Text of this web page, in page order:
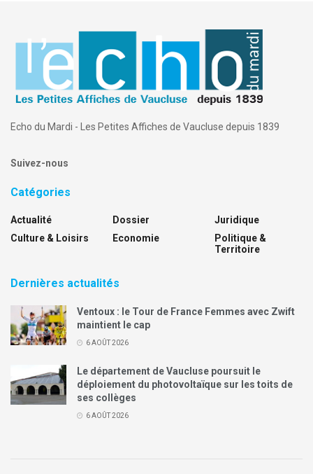
Echo du Mardi - Les Petites Affiches de Vaucluse depuis 1839
Suivez-nous
Catégories
Actualité
Culture & Loisirs
Dossier
Economie
Juridique
Politique &
Territoire
Dernières actualités
Ventoux : le Tour de France Femmes avec Zwift
maintient le cap
6 AOÛT 2026
Le département de Vaucluse poursuit le
déploiement du photovoltaïque sur les toits de
ses collèges
6 AOÛT 2026